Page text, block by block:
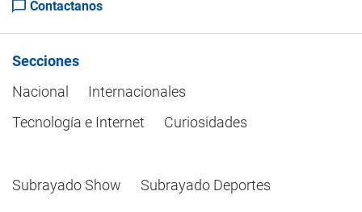
Contactanos
Secciones
Nacional
Internacionales
Tecnología e Internet
Curiosidades
Subrayado Show Subrayado Deportes